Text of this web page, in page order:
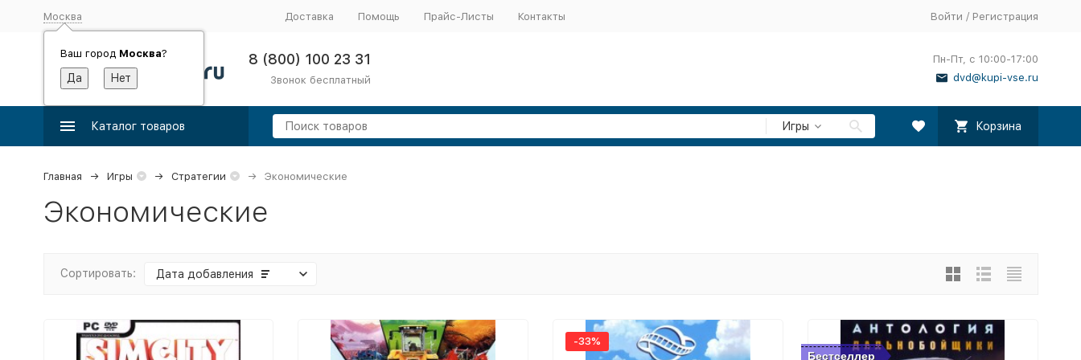
Москва
Ваш город Москва?
Доставка Помощь Прайс-Листы Контакты Войти / Регистрация
8 (800) 100 23 31
Звонок бесплатный
Пн-Пт, с 10:00-17:00
dvd@kupi-vse.ru
Каталог товаров Игры Корзина
Главная Игры Стратегии Экономические
Экономические
Сортировать: Дата добавления
-33%
Бестселлер